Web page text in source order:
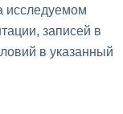
исследуемом
записей в
в указанный